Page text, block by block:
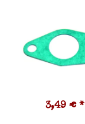
3,49 € *